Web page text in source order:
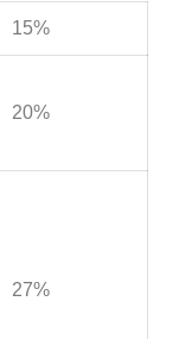
15%
20%
27%